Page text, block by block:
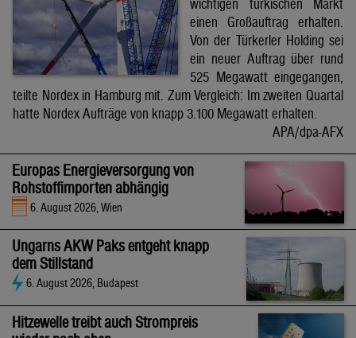
wichtigen türkischen Markt
einen Großauftrag erhalten.
Von der Türkerler Holding sei
ein neuer Auftrag über rund
525 Megawatt eingegangen,
teilte Nordex in Hamburg mit. Zum Vergleich: Im zweiten Quartal
hatte Nordex Aufträge von knapp 3.100 Megawatt erhalten.
APA/dpa-AFX
Europas Energieversorgung von
Rohstoffimporten abhängig
6. August 2026, Wien
Ungarns AKW Paks entgeht knapp
dem Stillstand
6. August 2026, Budapest
Hitzewelle treibt auch Strompreis